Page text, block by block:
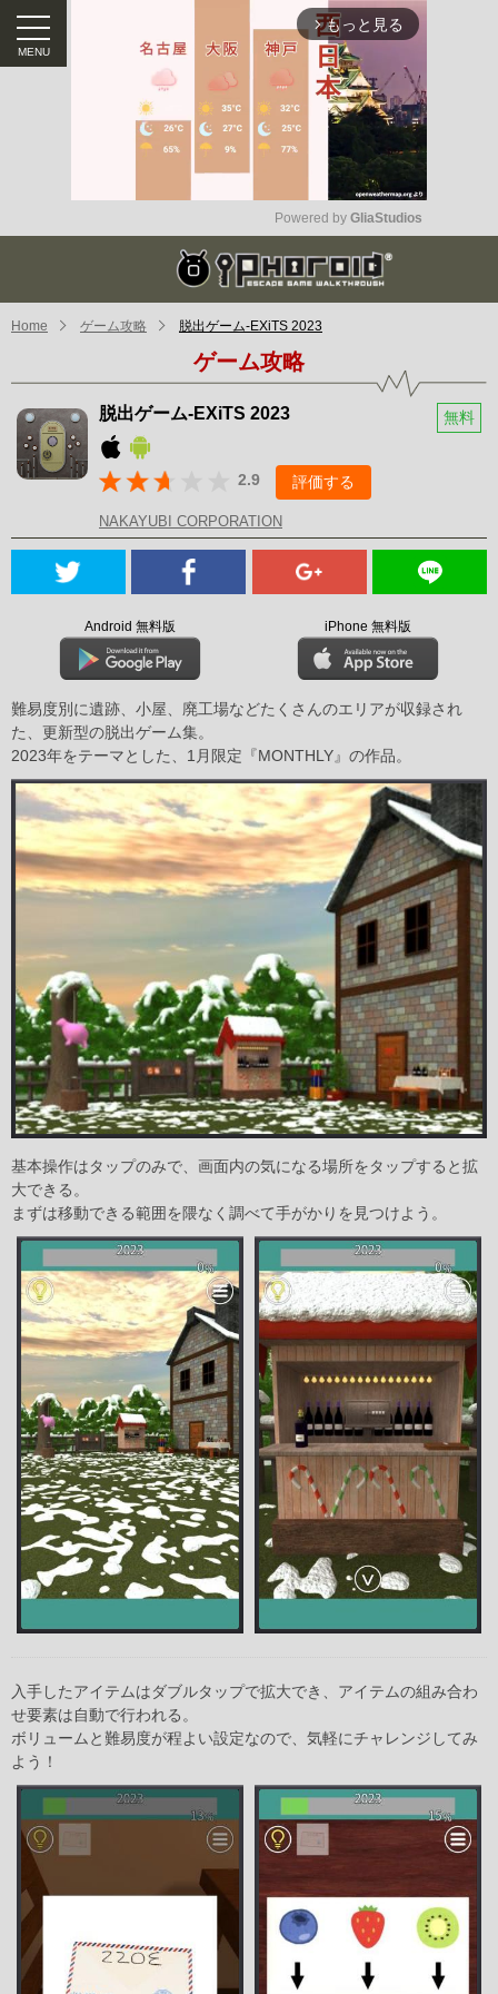
arrow_forward_ios もっと見る
Mute
Powered by GliaStudios
Home ゲーム攻略 脱出ゲーム-EXiTS 2023
ゲーム攻略
脱出ゲーム-EXiTS 2023 無料
2.9 評価する
NAKAYUBI CORPORATION
Android 無料版 iPhone 無料版
難易度別に遺跡、小屋、廃工場などたくさんのエリアが収録され
た、更新型の脱出ゲーム集。
2023年をテーマとした、1月限定『MONTHLY』の作品。
基本操作はタップのみで、画面内の気になる場所をタップすると拡
大できる。
まずは移動できる範囲を隈なく調べて手がかりを見つけよう。
入手したアイテムはダブルタップで拡大でき、アイテムの組み合わ
せ要素は自動で行われる。
ボリュームと難易度が程よい設定なので、気軽にチャレンジしてみ
よう！